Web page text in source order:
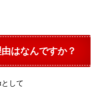
はなんですか？
して